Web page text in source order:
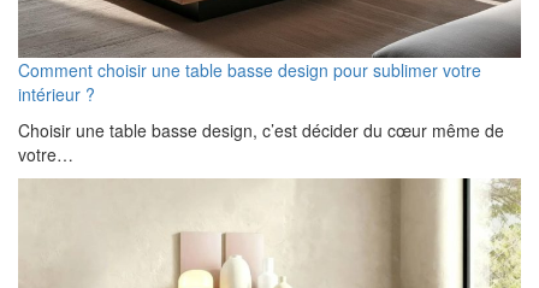
Comment choisir une table basse design pour sublimer votre
intérieur ?
Choisir une table basse design, c’est décider du cœur même de
votre…